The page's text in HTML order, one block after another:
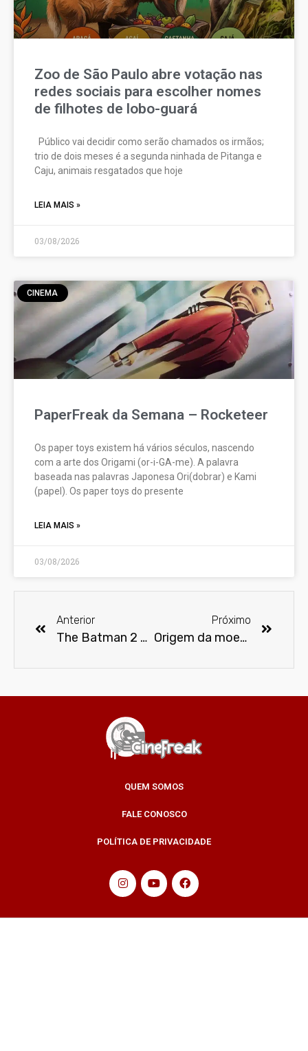
Zoo de São Paulo abre votação nas
redes sociais para escolher nomes
de filhotes de lobo-guará
Público vai decidir como serão chamados os irmãos;
trio de dois meses é a segunda ninhada de Pitanga e
Caju, animais resgatados que hoje
LEIA MAIS »
03/08/2026
CINEMA
PaperFreak da Semana – Rocketeer
Os paper toys existem há vários séculos, nascendo
com a arte dos Origami (or-i-GA-me). A palavra
baseada nas palavras Japonesa Ori(dobrar) e Kami
(papel). Os paper toys do presente
LEIA MAIS »
03/08/2026
Anterior
The Batman 2 pode novamente ser adiado
Próximo
Origem da moeda gigante da Batcaverna
QUEM SOMOS
FALE CONOSCO
POLÍTICA DE PRIVACIDADE